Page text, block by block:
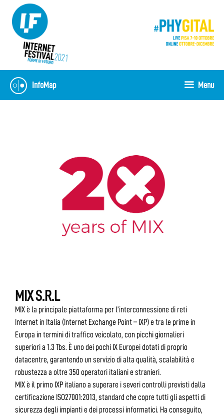
content
InfoMap Menu
MIX S.R.L
MIX è la principale piattaforma per l’interconnessione di reti
Internet in Italia (Internet Exchange Point – IXP) e tra le prime in
Europa in termini di traffico veicolato, con picchi giornalieri
superiori a 1.3 Tbs. È uno dei pochi IX Europei dotati di proprio
datacentre, garantendo un servizio di alta qualità, scalabilità e
robustezza a oltre 350 operatori italiani e stranieri.
MIX è il primo IXP italiano a superare i severi controlli previsti dalla
certificazione ISO27001:2013, standard che copre tutti gli aspetti di
sicurezza degli impianti e dei processi informatici. Ha conseguito,